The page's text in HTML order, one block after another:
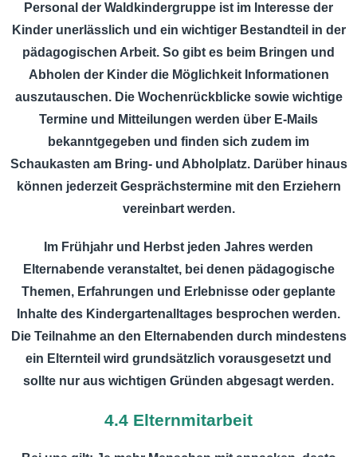
Personal der Waldkindergruppe ist im Interesse der
Kinder unerlässlich und ein wichtiger Bestandteil in der
pädagogischen Arbeit. So gibt es beim Bringen und
Abholen der Kinder die Möglichkeit Informationen
auszutauschen. Die Wochenrückblicke sowie wichtige
Termine und Mitteilungen werden über E-Mails
bekanntgegeben und finden sich zudem im
Schaukasten am Bring- und Abholplatz. Darüber hinaus
können jederzeit Gesprächstermine mit den Erziehern
vereinbart werden.
Im Frühjahr und Herbst jeden Jahres werden
Elternabende veranstaltet, bei denen pädagogische
Themen, Erfahrungen und Erlebnisse oder geplante
Inhalte des Kindergartenalltages besprochen werden.
Die Teilnahme an den Elternabenden durch mindestens
ein Elternteil wird grundsätzlich vorausgesetzt und
sollte nur aus wichtigen Gründen abgesagt werden.
4.4 Elternmitarbeit